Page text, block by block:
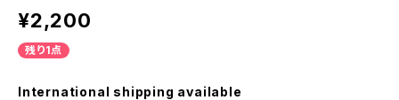
¥2,200
残り1点
International shipping available